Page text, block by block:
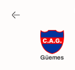
Güemes